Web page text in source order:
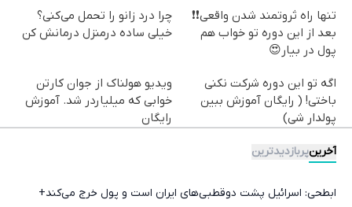
تنها راه ثروتمند شدن واقعی❗❗
بعد از این دوره تو خواب هم
پول در بیار😍
چرا درد زانو را تحمل می‌کنی؟
خیلی ساده درمنزل درمانش کن
اگه تو این دوره شرکت نکنی
باختی! ( رایگان آموزش ببین
پولدار شی)
ویدیو هولناک از جوان کارتن
خوابی که میلیاردر شد. آموزش
رایگان
آخرینپربازدیدترین
ابطحی: اسرائیل پشت دوقطبی‌های ایران است و پول خرج می‌کند+